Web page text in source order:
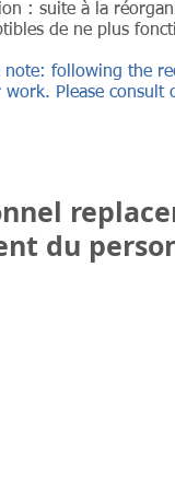
: suite à la
de ne plus
note: following the
work. Please consult
du